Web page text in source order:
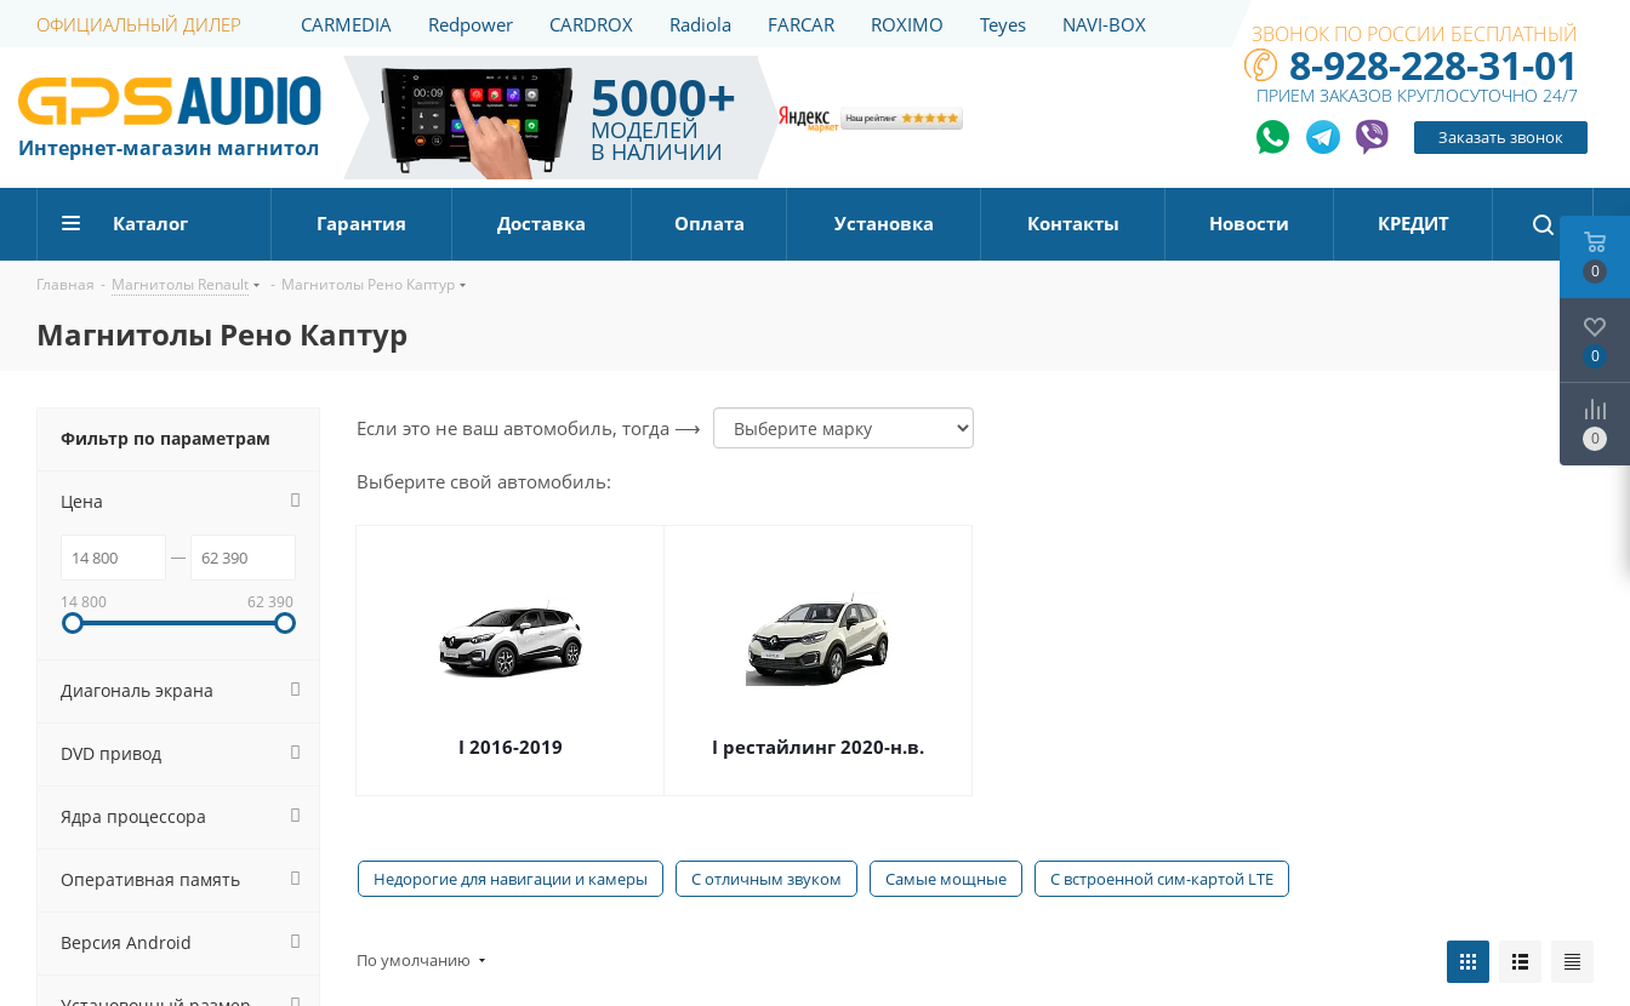
ОФИЦИАЛЬНЫЙ ДИЛЕР CARMEDIA Redpower CARDROX Radiola FARCAR ROXIMO Teyes NAVI-BOX
Интернет-магазин магнитол
5000+
МОДЕЛЕЙ
В НАЛИЧИИ
ЗВОНОК ПО РОССИИ БЕСПЛАТНЫЙ
8-928-228-31-01
ПРИЕМ ЗАКАЗОВ КРУГЛОСУТОЧНО 24/7
Заказать звонок
Каталог Гарантия Доставка Оплата Установка Контакты Новости КРЕДИТ
Главная - Магнитолы Renault - Магнитолы Рено Каптур
Магнитолы Рено Каптур
Если это не ваш автомобиль, тогда ⟶
Выберите свой автомобиль:
I 2016-2019 I рестайлинг 2020-н.в.
Недорогие для навигации и камеры С отличным звуком Самые мощные С встроенной сим-картой LTE
По умолчанию
Фильтр по параметрам
Цена
14 800 62 390
Диагональ экрана
DVD привод
Ядра процессора
Оперативная память
Версия Android
0
0
0